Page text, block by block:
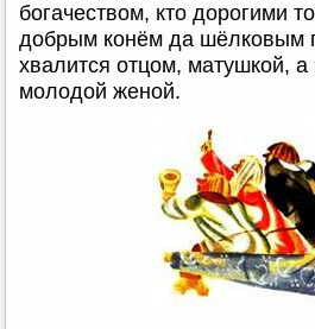
богачеством, кто дорогими
добрым конём да шёлковым
хвалится отцом, матушкой, а
молодой женой.